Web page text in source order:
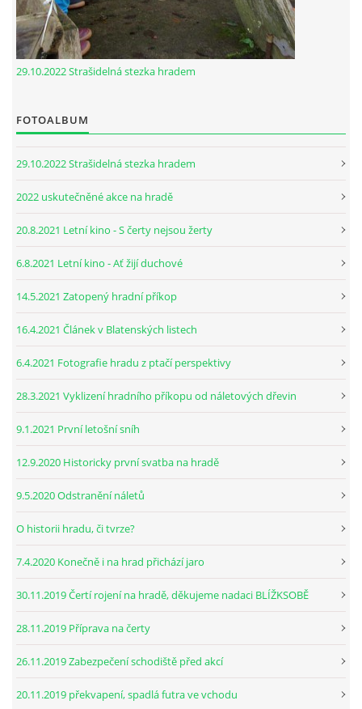
29.10.2022 Strašidelná stezka hradem
FOTOALBUM
29.10.2022 Strašidelná stezka hradem
2022 uskutečněné akce na hradě
20.8.2021 Letní kino - S čerty nejsou žerty
6.8.2021 Letní kino - Ať žijí duchové
14.5.2021 Zatopený hradní příkop
16.4.2021 Článek v Blatenských listech
6.4.2021 Fotografie hradu z ptačí perspektivy
28.3.2021 Vyklizení hradního příkopu od náletových dřevin
9.1.2021 První letošní sníh
12.9.2020 Historicky první svatba na hradě
9.5.2020 Odstranění náletů
O historii hradu, či tvrze?
7.4.2020 Konečně i na hrad přichází jaro
30.11.2019 Čertí rojení na hradě, děkujeme nadaci BLÍŽKSOBĚ
28.11.2019 Příprava na čerty
26.11.2019 Zabezpečení schodiště před akcí
20.11.2019 překvapení, spadlá futra ve vchodu